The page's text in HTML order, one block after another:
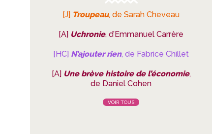
[J] Troupeau, de Sarah Cheveau
[A] Uchronie, d’Emmanuel Carrère
[HC] N’ajouter rien, de Fabrice Chillet
[A] Une brève histoire de l’économie,
de Daniel Cohen
VOIR TOUS